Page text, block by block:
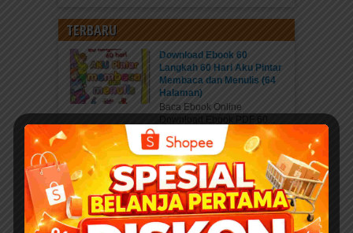
TERBARU
Download Ebook 60
Langkah 60 Hari Aku Pintar
Membaca dan Menulis (64
Halaman)
Baca Ebook Online
Kisah Menakjubkan 25 Nabi
dan Rasul
Pahala Sedekah jariyah
ebook PDF “Kisah...
Download 400 Judul Ebook
Anak Isi 10+ Ribu Halaman